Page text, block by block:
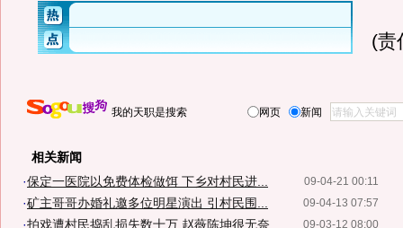
(责
我的天职是搜索 网页 新闻
相关新闻
09-04-21 00:11
·保定一医院以免费体检做饵 下乡对村民进...
09-04-13 07:57
·矿主哥哥办婚礼邀多位明星演出 引村民围...
09-03-12 08:00
·拍戏遭村民捣乱损失数十万 赵薇陈坤很无奈